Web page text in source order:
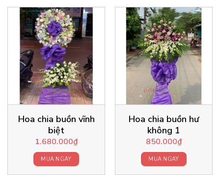
Hoa chia buồn vĩnh
biệt
1.680.000₫
MUA NGAY
Hoa chia buồn hư
không 1
850.000₫
MUA NGAY